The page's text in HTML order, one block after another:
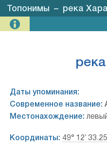
Топонимы – река Хара
Даты упоминания:
Современное название:
Местонахождение:
Координаты: 49° 12′